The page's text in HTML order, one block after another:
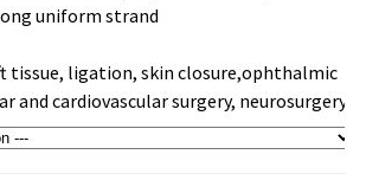
uniform strand
tissue, ligation, skin closure,ophthalmic
and cardiovascular surgery, neurosurgery